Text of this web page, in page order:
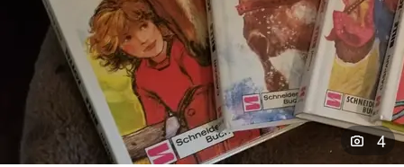
Anzeige aufgeben
4